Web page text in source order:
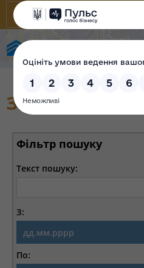
Звіти з
Фільтр пошуку
Текст пошуку:
З:
По: